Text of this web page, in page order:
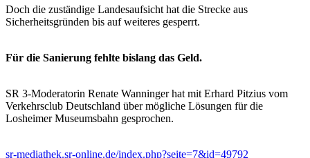
Doch die zuständige Landesaufsicht hat die Strecke aus
Sicherheitsgründen bis auf weiteres gesperrt.
Für die Sanierung fehlte bislang das Geld.
SR 3-Moderatorin Renate Wanninger hat mit Erhard Pitzius vom
Verkehrsclub Deutschland über mögliche Lösungen für die
Losheimer Museumsbahn gesprochen.
sr-mediathek.sr-online.de/index.php?seite=7&id=49792